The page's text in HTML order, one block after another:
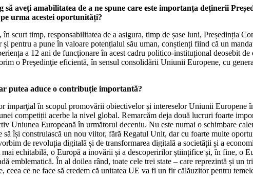
aveți amabilitatea de a ne spune care este importanța deținerii
urma acestei oportunități?
scurt timp, responsabilitatea de a asigura, timp de șase luni, Președinția
pentru a pune în valoare potențialul său uman, conștienți fiind că un
a 12 ani de funcționare în acest cadru politico-instituțional deosebit
o Preşedinţie eficientă, în sensul consolidării Uniunii Europene, cu
putea aduce o contribuție importantă?
imparţial în scopul promovării obiectivelor și intereselor Uniunii Europene
competiții acerbe la nivel global. Remarcăm deja două lucruri foarte
Uniunea Europeană în următorul deceniu. Nu este numai o schimbare
își construiască un nou viitor, fără Regatul Unit, dar cu foarte multe
de revoluția digitală și de transformarea digitală a societății și a
echitabilă, o Europă a inovării și a descoperirilor științifice și, în fine, o
emblematică. În al doilea rând, toate cele trei state – care reprezintă și
ce ne face să credem că unitatea UE va fi un fir călăuzitor pentru